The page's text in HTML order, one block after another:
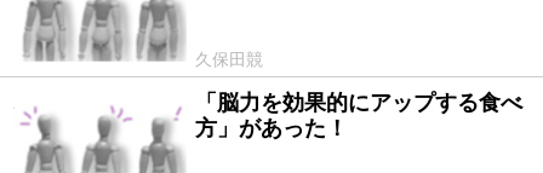
久保田競
2009/03/27
「脳力を効果的にアップする食べ
方」があった！